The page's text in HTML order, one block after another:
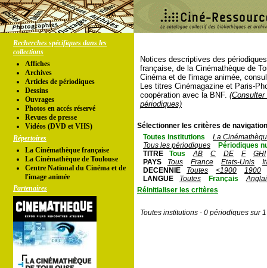
Recherches spécifiques dans les
collections
Affiches
Archives
Articles de périodiques
Dessins
Ouvrages
Photos en accés réservé
Revues de presse
Vidéos (DVD et VHS)
Répertoires
La Cinémathèque française
La Cinémathèque de Toulouse
Centre National du Cinéma et de
l'image animée
Partenaires
Notices descriptives des
française, de la Cinémathèque de
Cinéma et de l'image animée,
Les titres Cinémagazine et Paris-
coopération avec la BNF.
périodiques)
Sélectionner les critères de
Toutes institutions
La
Tous les périodiques
Périodiques
TITRE
Tous AB C DE F
GHI
PAYS
Tous France Etats-Unis
DECENNIE
Toutes <1900
1900
LANGUE
Toutes Français
Réinitialiser les critères
Toutes institutions - 0 périodiques sur